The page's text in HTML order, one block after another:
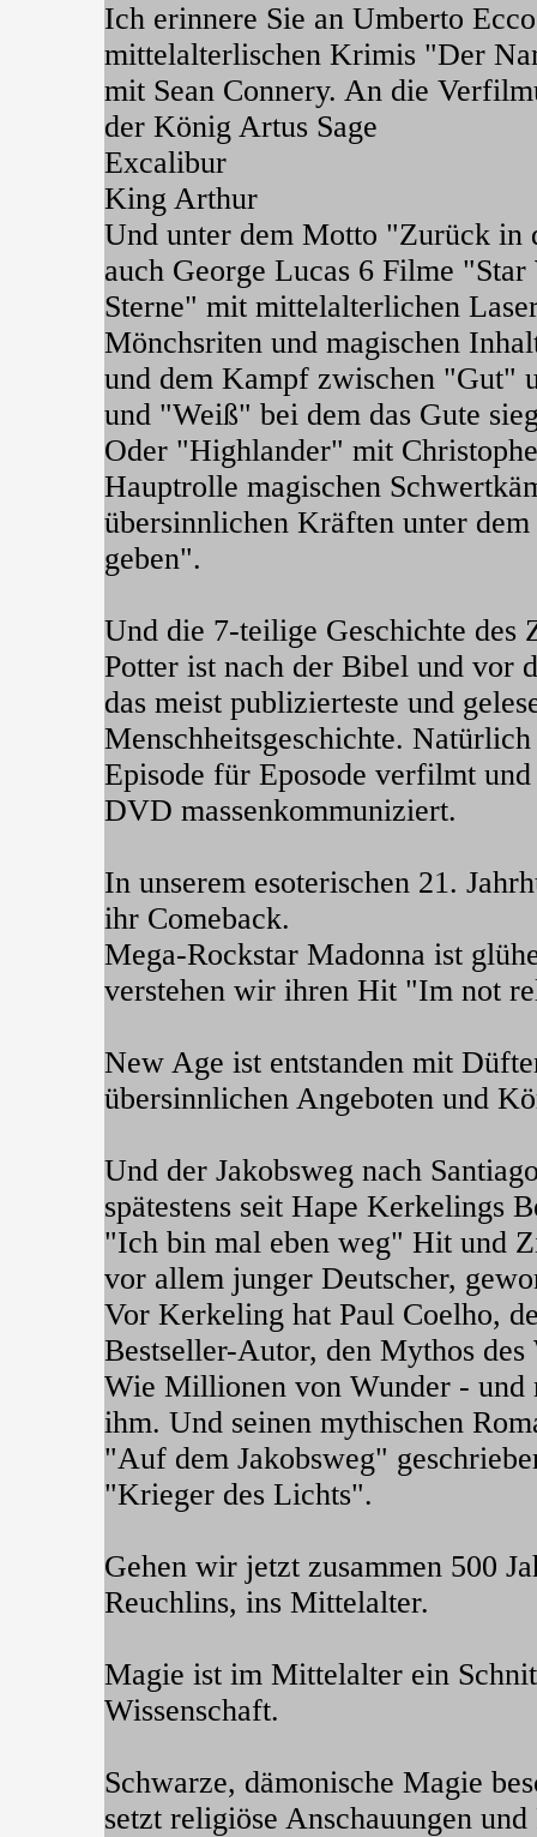
Ich erinnere Sie an Umberto
mittelalterlischen Krimis "Der
mit Sean Connery. An die
der König Artus Sage
Excalibur
King Arthur
Und unter dem Motto "Zurück in
auch George Lucas 6 Filme
Sterne" mit mittelalterlichen
Mönchsriten und magischen
und dem Kampf zwischen "Gut"
und "Weiß" bei dem das Gute
Oder "Highlander" mit
Hauptrolle magischen
übersinnlichen Kräften unter
geben".
Und die 7-teilige Geschichte des
Potter ist nach der Bibel und vor
das meist publizierteste und
Menschheitsgeschichte.
Episode für Eposode verfilmt
DVD massenkommuniziert.
In unserem esoterischen 21.
ihr Comeback.
Mega-Rockstar Madonna ist
verstehen wir ihren Hit "Im not
New Age ist entstanden mit
übersinnlichen Angeboten und
Und der Jakobsweg nach
spätestens seit Hape Kerkelings
"Ich bin mal eben weg" Hit und
vor allem junger Deutscher,
Vor Kerkeling hat Paul Coelho,
Bestseller-Autor, den Mythos des
Wie Millionen von Wunder - und
ihm. Und seinen mythischen
"Auf dem Jakobsweg"
"Krieger des Lichts".
Gehen wir jetzt zusammen 500
Reuchlins, ins Mittelalter.
Magie ist im Mittelalter ein
Wissenschaft.
Schwarze, dämonische Magie
setzt religiöse Anschauungen